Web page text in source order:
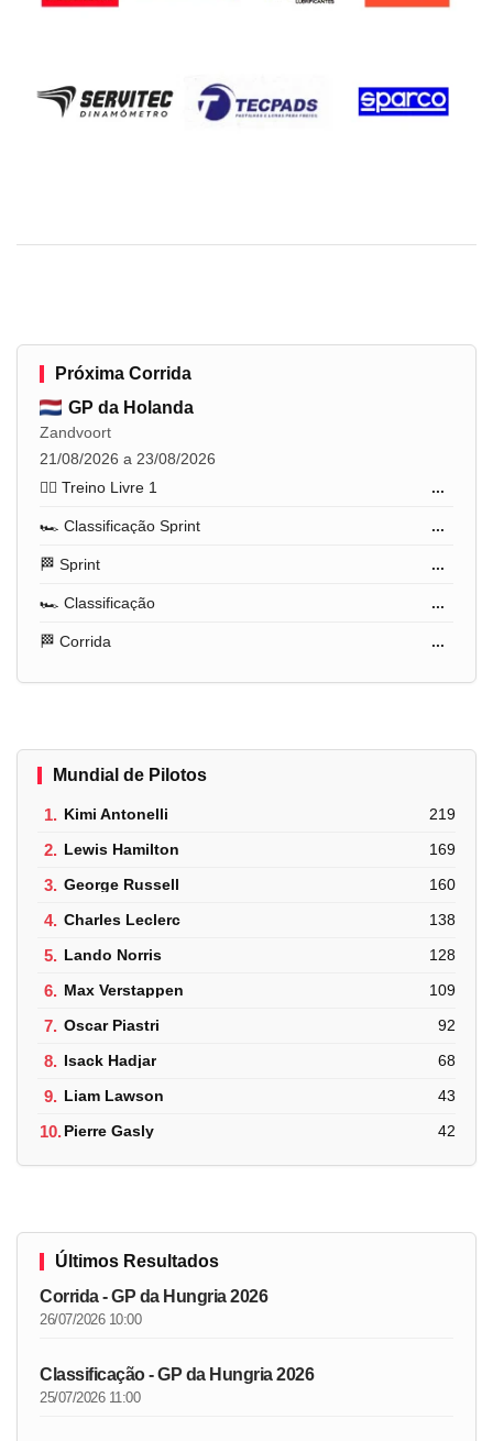
Próxima Corrida
GP da Holanda
Zandvoort
21/08/2026 a 23/08/2026
🏋️‍♂️ Treino Livre 1
...
🏎️ Classificação Sprint ...
🏁 Sprint ...
🏎️ Classificação ...
🏁 Corrida ...
Mundial de Pilotos
1. Kimi Antonelli 219
2. Lewis Hamilton 169
3. George Russell 160
4. Charles Leclerc 138
5. Lando Norris 128
6. Max Verstappen 109
7. Oscar Piastri 92
8. Isack Hadjar 68
9. Liam Lawson 43
10.Pierre Gasly 42
Últimos Resultados
Corrida - GP da Hungria 2026
26/07/2026 10:00
Classificação - GP da Hungria 2026
25/07/2026 11:00